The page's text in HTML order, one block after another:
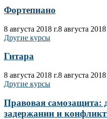
Фортепиано
8 августа 2018 г.8 августа 2018
Другие курсы
Гитара
8 августа 2018 г.8 августа 2018
Другие курсы
Правовая самозащита:
задержании и